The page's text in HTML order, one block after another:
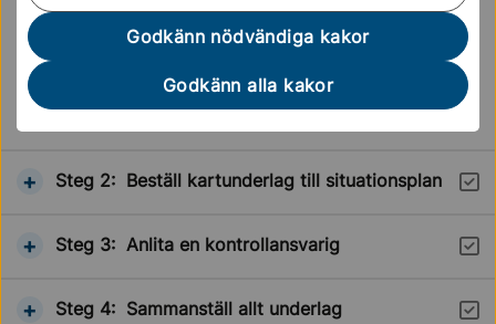
Godkänn nödvändiga kakor
Godkänn alla kakor
AV 5 STEG AVKLARADE
Visa information om
Läs detaljplanen för området där din
fastighet ligger
Visa information om
Steg 2: Beställ kartunderlag till situationsplan
Visa information om
Steg 3: Anlita en kontrollansvarig
Visa information om
Steg 4: Sammanställ allt underlag